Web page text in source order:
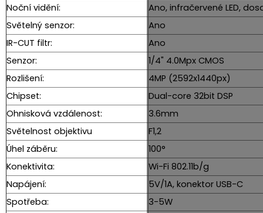
Noční vidění:
Ano, infračervené LED,
Světelný senzor:
Ano
IR-CUT filtr:
Ano
Senzor:
1/4" 4.0Mpx CMOS
Rozlišení:
4MP (2592x1440px)
Chipset:
Dual-core 32bit DSP
Ohnisková vzdálenost:
3.6mm
Světelnost objektivu
F1,2
Úhel záběru:
100°
Konektivita:
Wi-Fi 802.11b/g
Napájení:
5V/1A, konektor USB-C
Spotřeba:
3-5W